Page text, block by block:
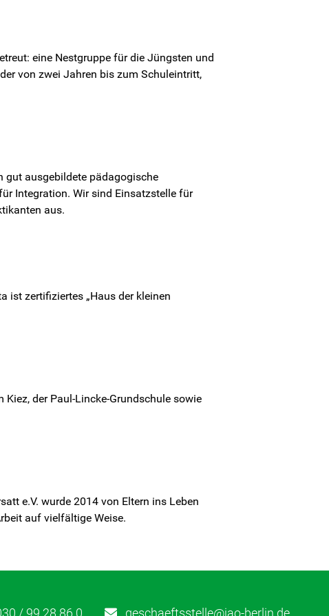
eine Nestgruppe für die Jüngsten und
von zwei Jahren bis zum Schuleintritt,
gut ausgebildete pädagogische
Integration. Wir sind Einsatzstelle für
aus.
ist zertifiziertes „Haus der kleinen
der Paul-Lincke-Grundschule sowie
e.V. wurde 2014 von Eltern ins Leben
auf vielfältige Weise.
/ 99 28 86 0 geschaeftsstelle@jao-berlin.de